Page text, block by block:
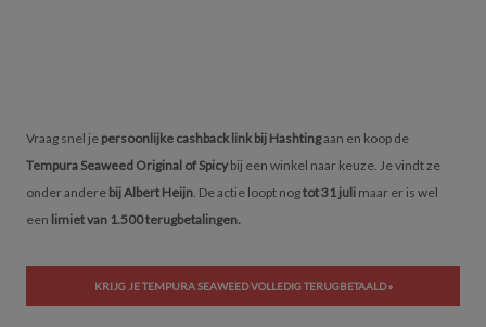
Vraag snel je persoonlijke cashback link bij Hashtingaan en koop de
Tempura Seaweed Original of Spicy bij een winkel naar keuze. Je vindt ze
onder andere bij Albert Heijn. De actie loopt nogtot 31 juli maar er is wel
een limiet van 1.500 terugbetalingen.
KRIJG JE TEMPURA SEAWEED VOLLEDIG TERUGBETAALD »